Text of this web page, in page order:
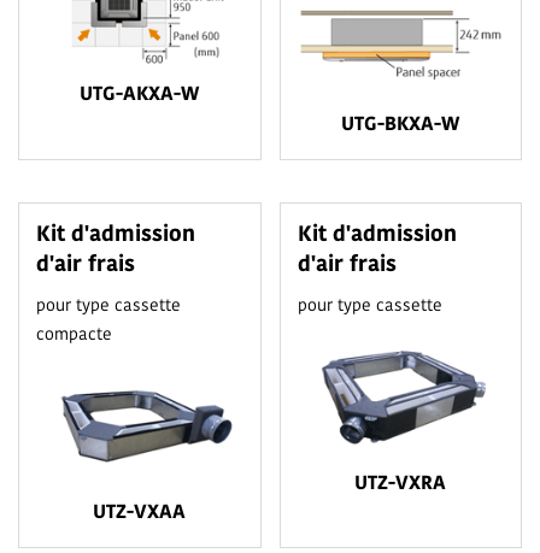
UTG-AKXA-W
UTG-BKXA-W
Kit d'admission
d'air frais
pour type cassette
compacte
UTZ-VXAA
Kit d'admission
d'air frais
pour type cassette
UTZ-VXRA